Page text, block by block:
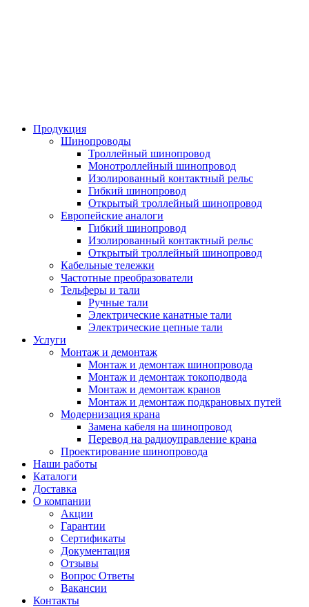
Продукция
Шинопроводы
Троллейный шинопровод
Монотроллейный шинопровод
Изолированный контактный рельс
Гибкий шинопровод
Открытый троллейный шинопровод
Европейские аналоги
Гибкий шинопровод
Изолированный контактный рельс
Открытый троллейный шинопровод
Кабельные тележки
Частотные преобразователи
Тельферы и тали
Ручные тали
Электрические канатные тали
Электрические цепные тали
Услуги
Монтаж и демонтаж
Монтаж и демонтаж шинопровода
Монтаж и демонтаж токоподвода
Монтаж и демонтаж кранов
Монтаж и демонтаж подкрановых путей
Модернизация крана
Замена кабеля на шинопровод
Перевод на радиоуправление крана
Проектирование шинопровода
Наши работы
Каталоги
Доставка
О компании
Акции
Гарантии
Сертификаты
Документация
Отзывы
Вопрос Ответы
Вакансии
Контакты